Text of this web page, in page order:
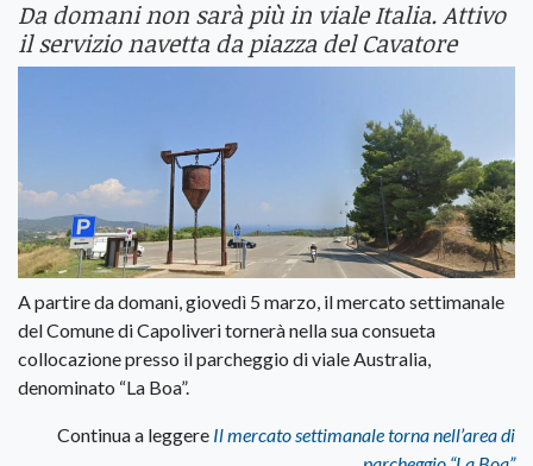
Da domani non sarà più in viale Italia. Attivo
il servizio navetta da piazza del Cavatore
A partire da domani, giovedì 5 marzo, il mercato settimanale
del Comune di Capoliveri tornerà nella sua consueta
collocazione presso il parcheggio di viale Australia,
denominato “La Boa”.
Continua a leggere Il mercato settimanale torna nell’area di